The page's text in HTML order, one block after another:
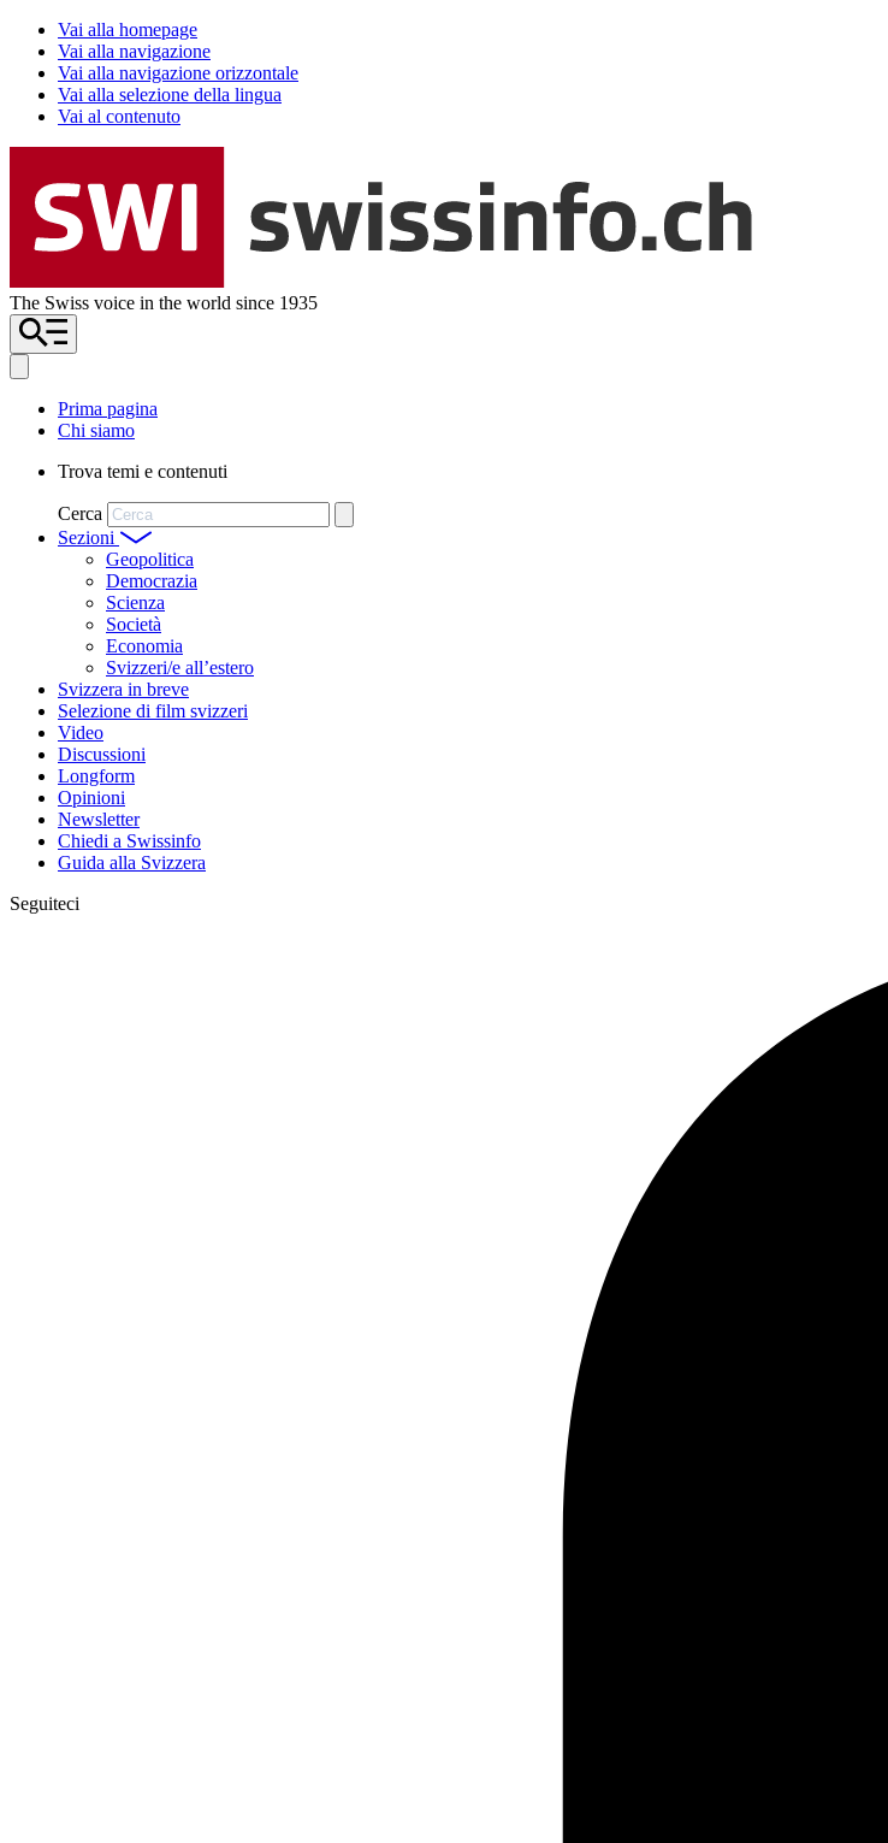
Vai alla homepage
Vai alla navigazione
Vai alla navigazione orizzontale
Vai alla selezione della lingua
Vai al contenuto
The Swiss voice in the world since 1935
Prima pagina
Chi siamo
Trova temi e contenuti
Cerca
Sezioni
Geopolitica
Democrazia
Scienza
Società
Economia
Svizzeri/e all’estero
Svizzera in breve
Selezione di film svizzeri
Video
Discussioni
Longform
Opinioni
Newsletter
Chiedi a Swissinfo
Guida alla Svizzera
Seguiteci